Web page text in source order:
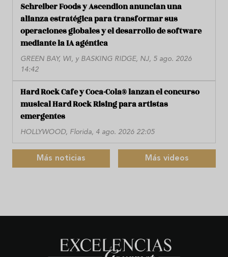
Schreiber Foods y Ascendion anuncian una
alianza estratégica para transformar sus
operaciones globales y el desarrollo de software
mediante la IA agéntica
GREEN BAY, WI, y BASKING RIDGE, NJ, 5 ago. 2026
14:42
Hard Rock Cafe y Coca-Cola® lanzan el concurso
musical Hard Rock Rising para artistas
emergentes
HOLLYWOOD, Florida, 4 ago. 2026 22:05
Más noticias Más videos